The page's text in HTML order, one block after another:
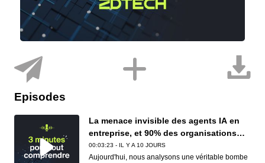
Episodes
La menace invisible des agents IA en
entreprise, et 90% des organisations
sont concernées
00:03:23 - IL Y A 10 JOURS
Aujourd'hui, nous analysons une véritable bombe